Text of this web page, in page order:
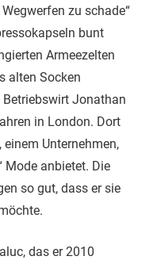
zu schade“
bunt
Armeezelten
alten Socken
Betriebswirt Jonathan
in London. Dort
einem Unternehmen,
Mode anbietet. Die
so gut, dass er sie
das er 2010